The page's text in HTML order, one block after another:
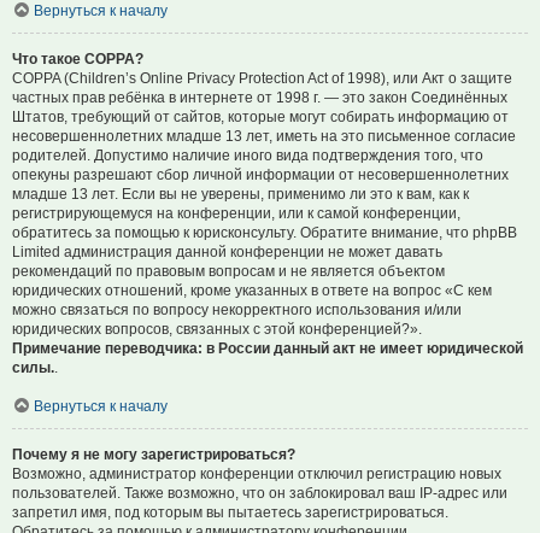
Вернуться к началу
Что такое COPPA?
COPPA (Children’s Online Privacy Protection Act of 1998), или Акт о защите
частных прав ребёнка в интернете от 1998 г. — это закон Соединённых
Штатов, требующий от сайтов, которые могут собирать информацию от
несовершеннолетних младше 13 лет, иметь на это письменное согласие
родителей. Допустимо наличие иного вида подтверждения того, что
опекуны разрешают сбор личной информации от несовершеннолетних
младше 13 лет. Если вы не уверены, применимо ли это к вам, как к
регистрирующемуся на конференции, или к самой конференции,
обратитесь за помощью к юрисконсульту. Обратите внимание, что phpBB
Limited администрация данной конференции не может давать
рекомендаций по правовым вопросам и не является объектом
юридических отношений, кроме указанных в ответе на вопрос «С кем
можно связаться по вопросу некорректного использования и/или
юридических вопросов, связанных с этой конференцией?».
Примечание переводчика: в России данный акт не имеет юридической
силы.
Вернуться к началу
Почему я не могу зарегистрироваться?
Возможно, администратор конференции отключил регистрацию новых
пользователей. Также возможно, что он заблокировал ваш IP-адрес или
запретил имя, под которым вы пытаетесь зарегистрироваться.